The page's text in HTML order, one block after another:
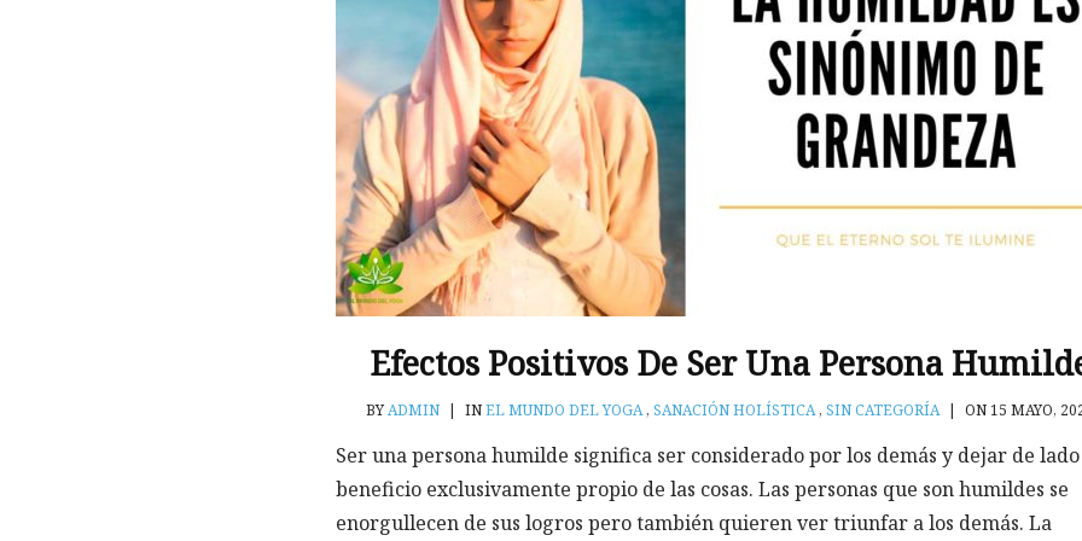
Efectos Positivos De Ser Una Persona
BYADMIN | INEL MUNDO DEL YOGA,SANACIÓN HOLÍSTICA,SIN CATEGORÍA | ON 15 MAYO,
Ser una persona humilde significa ser considerado por los demás y dejar de
beneficio exclusivamente propio de las cosas. Las personas que son humildes se
enorgullecen de sus logros pero también quieren ver triunfar a los demás. La